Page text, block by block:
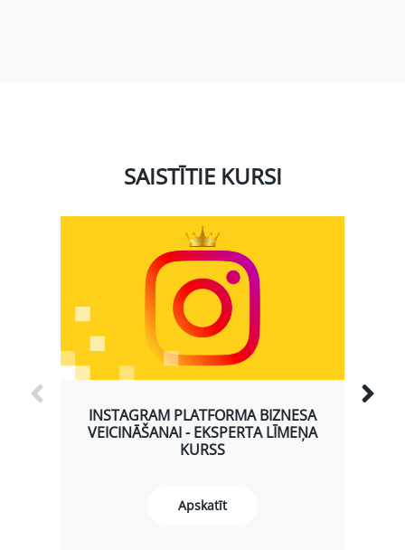
SAISTĪTIE KURSI
INSTAGRAM PLATFORMA BIZNESA
VEICINĀŠANAI - EKSPERTA LĪMEŅA
KURSS
Apskatīt